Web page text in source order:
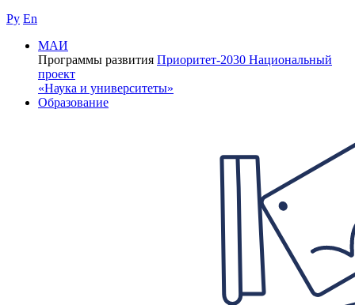
Ру En
МАИ
Программы развития Приоритет-2030 Национальный
проект
«Наука и университеты»
Образование